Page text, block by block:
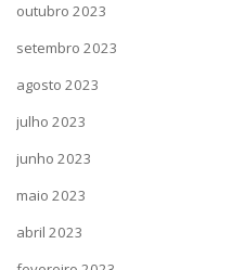
outubro 2023
setembro 2023
agosto 2023
julho 2023
junho 2023
maio 2023
abril 2023